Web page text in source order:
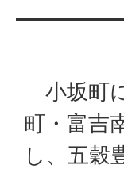
小坂町
町・富吉
し、五穀